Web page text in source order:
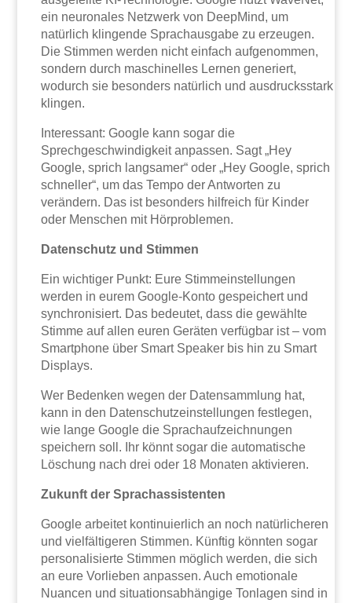
ein neuronales Netzwerk von DeepMind, um
natürlich klingende Sprachausgabe zu erzeugen.
Die Stimmen werden nicht einfach aufgenommen,
sondern durch maschinelles Lernen generiert,
wodurch sie besonders natürlich und ausdrucksstark
klingen.
Interessant: Google kann sogar die
Sprechgeschwindigkeit anpassen. Sagt „Hey
Google, sprich langsamer“ oder „Hey Google, sprich
schneller“, um das Tempo der Antworten zu
verändern. Das ist besonders hilfreich für Kinder
oder Menschen mit Hörproblemen.
Datenschutz und Stimmen
Ein wichtiger Punkt: Eure Stimmeinstellungen
werden in eurem Google-Konto gespeichert und
synchronisiert. Das bedeutet, dass die gewählte
Stimme auf allen euren Geräten verfügbar ist – vom
Smartphone über Smart Speaker bis hin zu Smart
Displays.
Wer Bedenken wegen der Datensammlung hat,
kann in den Datenschutzeinstellungen festlegen,
wie lange Google die Sprachaufzeichnungen
speichern soll. Ihr könnt sogar die automatische
Löschung nach drei oder 18 Monaten aktivieren.
Zukunft der Sprachassistenten
Google arbeitet kontinuierlich an noch natürlicheren
und vielfältigeren Stimmen. Künftig könnten sogar
personalisierte Stimmen möglich werden, die sich
an eure Vorlieben anpassen. Auch emotionale
Nuancen und situationsabhängige Tonlagen sind in